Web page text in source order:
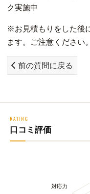
※お見積もりをした後
ます。ご注意ください。
前の質問に戻る
RATING
口コミ評価